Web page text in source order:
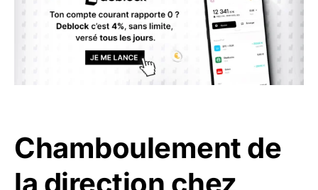
Chamboulement de